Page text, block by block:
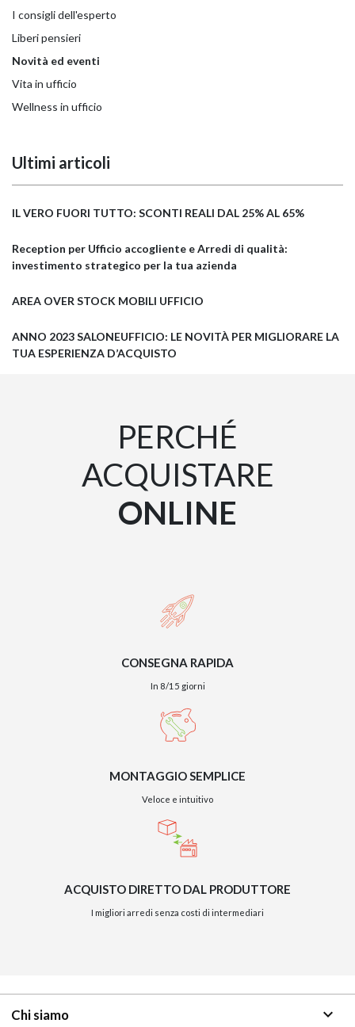
I consigli dell'esperto
Liberi pensieri
Novità ed eventi
Vita in ufficio
Wellness in ufficio
Ultimi articoli
IL VERO FUORI TUTTO: SCONTI REALI DAL 25% AL 65%
Reception per Ufficio accogliente e Arredi di qualità:
investimento strategico per la tua azienda
AREA OVER STOCK MOBILI UFFICIO
ANNO 2023 SALONEUFFICIO: LE NOVITÀ PER MIGLIORARE LA
TUA ESPERIENZA D’ACQUISTO
PERCHÉ
ACQUISTARE
ONLINE
CONSEGNA RAPIDA
In 8/15 giorni
MONTAGGIO SEMPLICE
Veloce e intuitivo
ACQUISTO DIRETTO DAL PRODUTTORE
I migliori arredi senza costi di intermediari
Chi siamo keyboard_arrow_down